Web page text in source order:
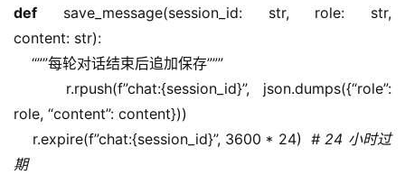
def save_message(session_id: str, role: str,
content: str):
“””每轮对话结束后追加保存”””
r.rpush(f”chat:{session_id}”, json.dumps({“role”:
role, “content”: content}))
r.expire(f”chat:{session_id}”, 3600 * 24) # 24 小时过
期